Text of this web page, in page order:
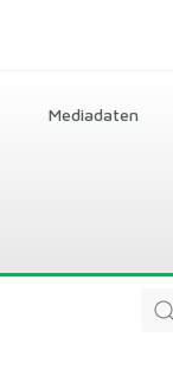
Mediadaten